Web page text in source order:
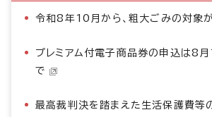
令和8年10月から、粗大ごみの対象
プレミアム付電子商品券の申込は8月
で
最高裁判決を踏まえた生活保護費等